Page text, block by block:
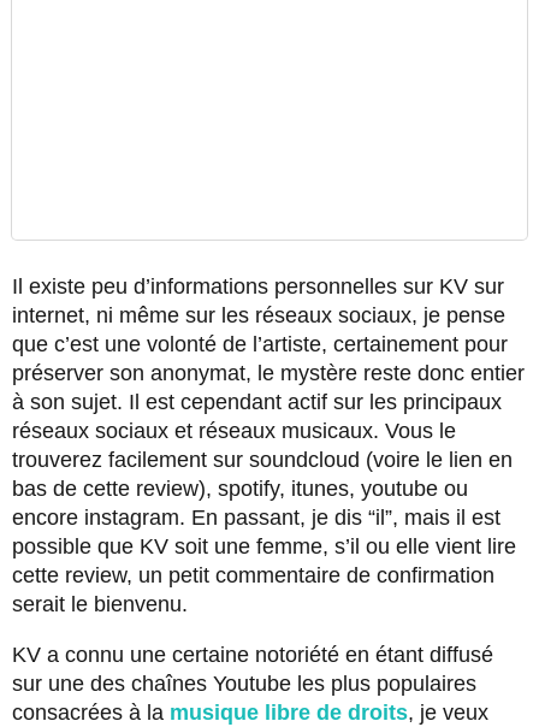
Il existe peu d’informations personnelles sur KV sur
internet, ni même sur les réseaux sociaux, je pense
que c’est une volonté de l’artiste, certainement pour
préserver son anonymat, le mystère reste donc entier
à son sujet. Il est cependant actif sur les principaux
réseaux sociaux et réseaux musicaux. Vous le
trouverez facilement sur soundcloud (voire le lien en
bas de cette review), spotify, itunes, youtube ou
encore instagram. En passant, je dis “il”, mais il est
possible que KV soit une femme, s’il ou elle vient lire
cette review, un petit commentaire de confirmation
serait le bienvenu.
KV a connu une certaine notoriété en étant diffusé
sur une des chaînes Youtube les plus populaires
consacrées à la musique libre de droits, je veux